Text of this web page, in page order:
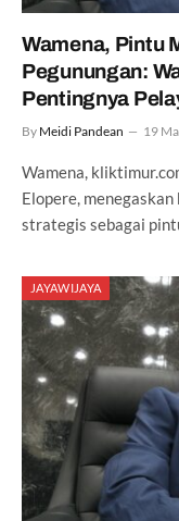
Wamena, Pintu
Pegunungan:
Pentingnya
By Meidi Pandean 19
Wamena,
Elopere,
strategis sebagai
JAYAWIJAYA